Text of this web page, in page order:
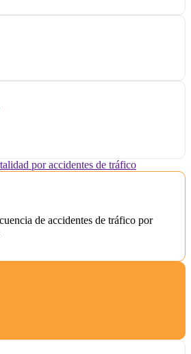
por accidentes de tráfico
de accidentes de tráfico por